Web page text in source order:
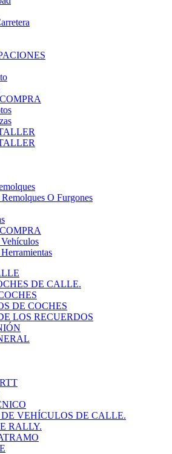
O Furgones
DE CALLE.
DE COCHES
LOS RECUERDOS
VEHÍCULOS DE CALLE.
RALLY.